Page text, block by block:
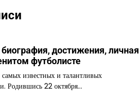
достижения, личная
футболисте
известных и талантливых
Родившись 22 октября…